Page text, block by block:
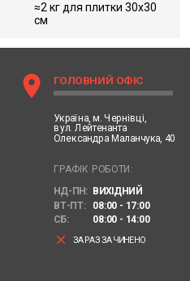
≈2 кг для плитки 30х30
см
location_on ГОЛОВНИЙ ОФІС
Україна, м. Чернівці,
вул. Лейтенанта
Олександра Маланчука, 40
ГРАФІК РОБОТИ:
НД-ПН: ВИХІДНИЙ
ВТ-ПТ:
08:00 - 17:00
СБ:
08:00 - 14:00
clear ЗАРАЗ ЗАЧИНЕНО